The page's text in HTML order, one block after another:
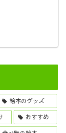
絵本のグッズ
おすすめ